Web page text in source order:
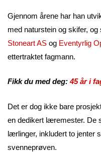
Gjennom årene har han
med naturstein og skifer,
Stoneart AS og Eventyrlig
ettertraktet fagmann.
Fikk du med deg:45 år i
Det er dog ikke bare
en dedikert læremester. De
lærlinger, inkludert to jenter
svenneprøven.